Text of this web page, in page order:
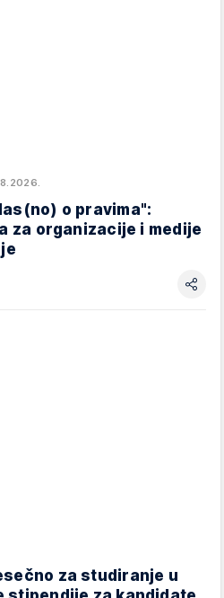
o pravima":
za organizacije i medije
za studiranje u